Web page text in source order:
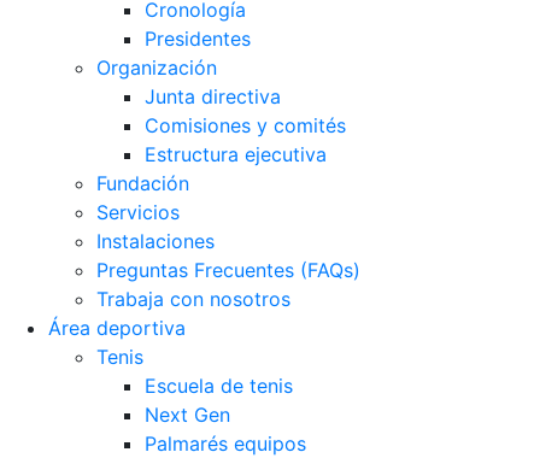
Cronología
Presidentes
Organización
Junta directiva
Comisiones y comités
Estructura ejecutiva
Fundación
Servicios
Instalaciones
Preguntas Frecuentes (FAQs)
Trabaja con nosotros
Área deportiva
Tenis
Escuela de tenis
Next Gen
Palmarés equipos